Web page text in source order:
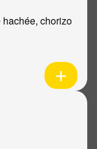
chorizo